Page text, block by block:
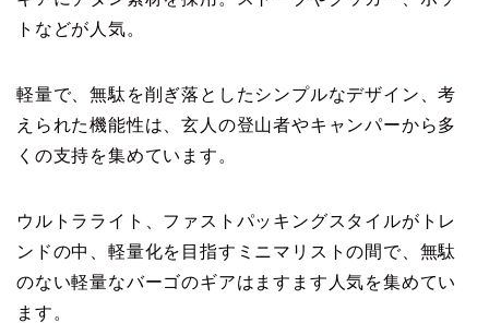
トなどが人気。
軽量で、無駄を削ぎ落としたシンプルなデザイン、考
えられた機能性は、玄人の登山者やキャンパーから多
くの支持を集めています。
ウルトラライト、ファストパッキングスタイルがトレ
ンドの中、軽量化を目指すミニマリストの間で、無駄
のない軽量なバーゴのギアはますます人気を集めてい
ます。